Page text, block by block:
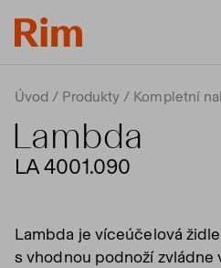
Úvod Produkty Kompletní
Lambda
LA 4001.090
Lambda je víceúčelová
s vhodnou podnoží zvládne